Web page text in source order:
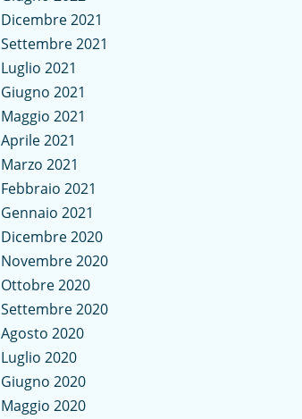
Dicembre 2021
Settembre 2021
Luglio 2021
Giugno 2021
Maggio 2021
Aprile 2021
Marzo 2021
Febbraio 2021
Gennaio 2021
Dicembre 2020
Novembre 2020
Ottobre 2020
Settembre 2020
Agosto 2020
Luglio 2020
Giugno 2020
Maggio 2020